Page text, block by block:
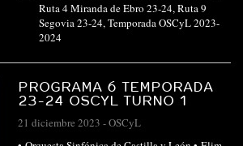
Ruta 4 Miranda de Ebro 23-24,Ruta 9
Segovia 23-24,Temporada OSCyL 2023-
2024
PROGRAMA 6 TEMPORADA
23-24 OSCYL TURNO 1
21 diciembre 2023 -OSCyL